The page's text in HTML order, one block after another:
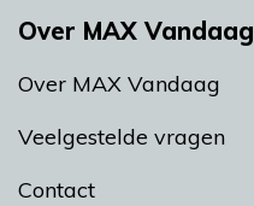
Over MAX Vandaag
Over MAX Vandaag
Veelgestelde vragen
Contact